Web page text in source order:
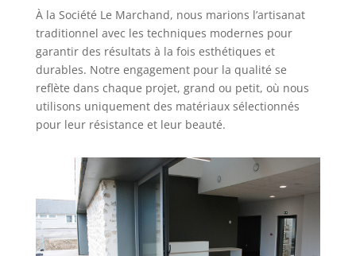
À la Société Le Marchand, nous marions l’artisanat
traditionnel avec les techniques modernes pour
garantir des résultats à la fois esthétiques et
durables. Notre engagement pour la qualité se
reflète dans chaque projet, grand ou petit, où nous
utilisons uniquement des matériaux sélectionnés
pour leur résistance et leur beauté.